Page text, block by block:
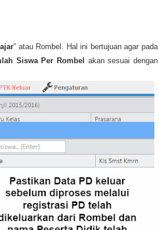
” atau Rombel. Hal ini bertujuan agar pada
Siswa Per Rombel
akan sesuai dengan